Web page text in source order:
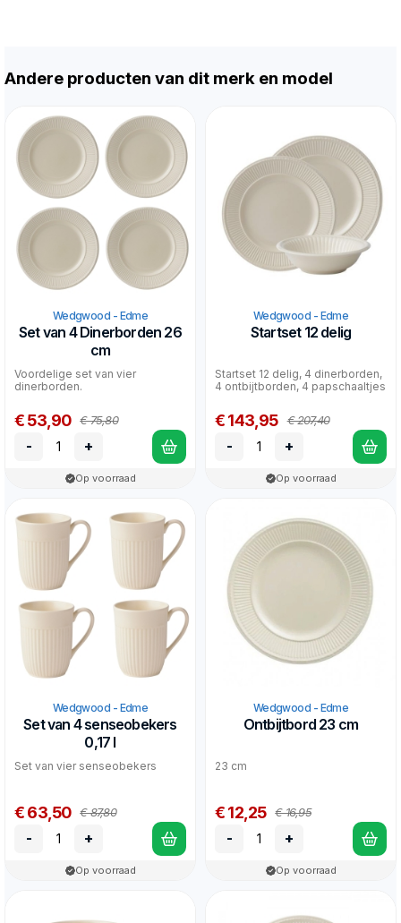
Andere producten van dit merk en model
Wedgwood - Edme
Set van 4 Dinerborden 26
cm
Voordelige set van vier
dinerborden.
€ 53,90 € 75,80
- +
Op voorraad
Wedgwood - Edme
Startset 12 delig
Startset 12 delig, 4 dinerborden,
4 ontbijtborden, 4 papschaaltjes
€ 143,95 € 207,40
- +
Op voorraad
Wedgwood - Edme
Set van 4 senseobekers
0,17 l
Set van vier senseobekers
€ 63,50 € 87,80
- +
Op voorraad
Wedgwood - Edme
Ontbijtbord 23 cm
23 cm
€ 12,25 € 16,95
- +
Op voorraad